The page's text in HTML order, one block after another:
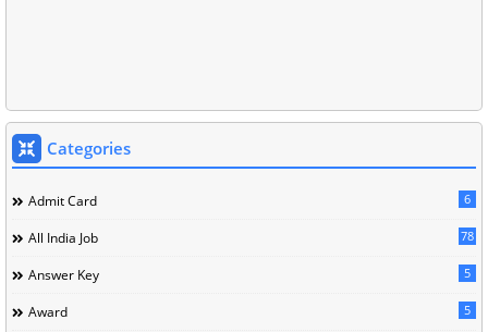
Categories
Admit Card 6
All India Job 78
Answer Key 5
Award 5